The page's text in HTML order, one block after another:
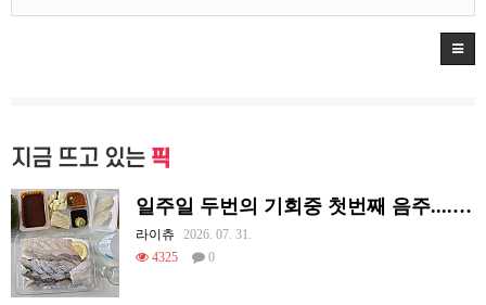
지금 뜨고 있는 픽
일주일 두번의 기회중 첫번째 음주....오늘도 혼술이네요
라이츄
2026. 07. 31.
4325
0